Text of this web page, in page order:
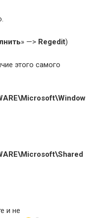
» —> Regedit)
этого самого
и не